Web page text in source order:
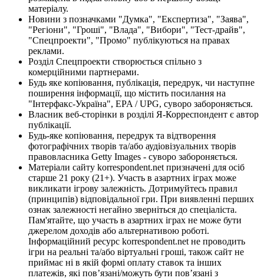
матеріалу.
Новини з позначками "Думка", "Експертиза", "Заява",
"Регіони", "Гроші", "Влада", "Вибори", "Тест-драйв",
"Спецпроекти", "Промо" публікуються на правах
реклами.
Розділ Спецпроекти створюється спільно з
комерційними партнерами.
Будь яке копіювання, публікація, передрук, чи наступне
поширення інформації, що містить посилання на
"Інтерфакс-Україна", EPA / UPG, суворо забороняється.
Власник веб-сторінки в розділі Я-Корреспондент є автор
публікації.
Будь-яке копіювання, передрук та відтворення
фотографічних творів та/або аудіовізуальних творів
правовласника Getty Images - суворо забороняється.
Матеріали сайту korrespondent.net призначені для осіб
старше 21 року (21+). Участь в азартних іграх може
викликати ігрову залежність. Дотримуйтесь правил
(принципів) відповідальної гри. При виявленні перших
ознак залежності негайно зверніться до спеціаліста.
Пам'ятайте, що участь в азартних іграх не може бути
джерелом доходів або альтернативою роботі.
Інформаційний ресурс korrespondent.net не проводить
ігри на реальні та/або віртуальні гроші, також сайт не
приймає ні в якій формі оплату ставок та інших
платежів, які пов’язані/можуть бути пов’язані з